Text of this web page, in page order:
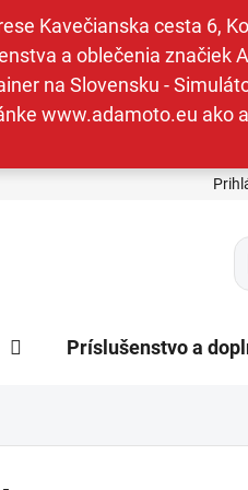
Kavečianska cesta 6,
a oblečenia značiek
na Slovensku -
www.adamoto.eu ako
Príslušenstvo a